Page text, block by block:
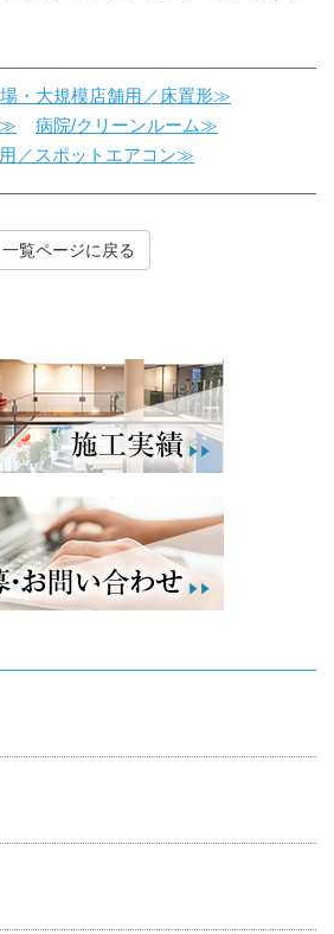
・大規模店舗用／床置形≫
≫
病院/クリーンルーム≫
／スポットエアコン≫
一覧ページに戻る